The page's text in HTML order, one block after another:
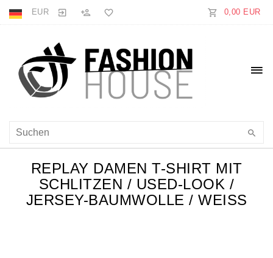
EUR 0,00 EUR
REPLAY DAMEN T-SHIRT MIT
SCHLITZEN / USED-LOOK /
JERSEY-BAUMWOLLE / WEISS